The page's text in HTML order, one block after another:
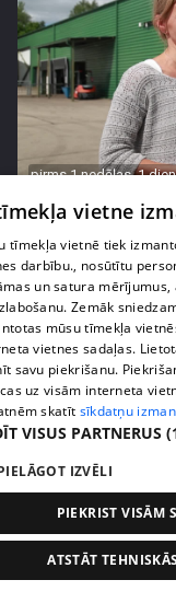
pirms 1 nedēļas, 1
Melleņu zelta
cenu?
409. epizode
pirms 1 nedēļas, 1
Ogas un sēnes
vietne
tīmekļa vietnē tiek
darbību., nosūtītu
un satura
Zemāk
mūsu tīmekļa
vietnes sadaļas.
savu piekrišanu.
uz visām interneta
skatīt sīkdatņu
VISUS PARTNERUS
IZVĒLI
PIEKRIST VISĀM
ATSTĀT